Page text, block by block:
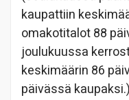
kaupattiin
omakotitalot 88
joulukuussa
keskimäärin 86
päivässä kaupaksi.)